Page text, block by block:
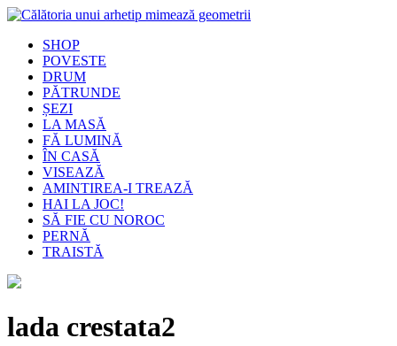
SHOP
POVESTE
DRUM
PĂTRUNDE
ȘEZI
LA MASĂ
FĂ LUMINĂ
ÎN CASĂ
VISEAZĂ
AMINTIREA-I TREAZĂ
HAI LA JOC!
SĂ FIE CU NOROC
PERNĂ
TRAISTĂ
lada crestata2